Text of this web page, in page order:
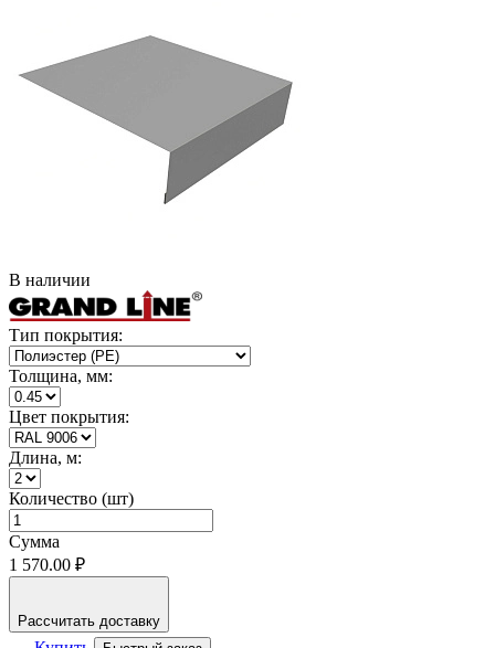
В наличии
Тип покрытия:
Толщина, мм:
Цвет покрытия:
Длина, м:
Количество (шт)
Сумма
1 570.00 ₽
Рассчитать доставку